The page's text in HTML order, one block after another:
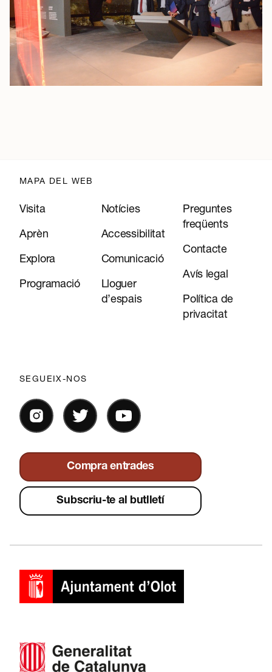
MAPA DEL WEB
Visita
Aprèn
Explora
Programació
Notícies
Accessibilitat
Comunicació
Lloguer
d’espais
Preguntes
freqüents
Contacte
Avís legal
Política de
privacitat
SEGUEIX-NOS
Compra entrades
Subscriu-te al butlletí